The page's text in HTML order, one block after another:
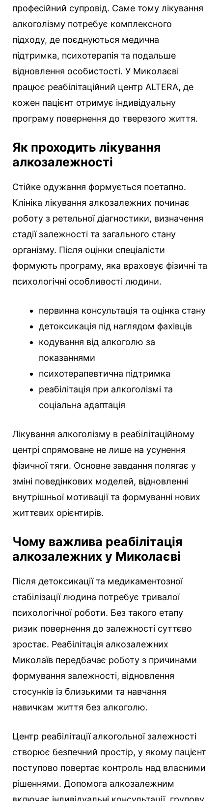
професійний супровід. Саме тому лікування
алкоголізму потребує комплексного
підходу, де поєднуються медична
підтримка, психотерапія та подальше
відновлення особистості. У Миколаєві
працює реабілітаційний центр ALTERA, де
кожен пацієнт отримує індивідуальну
програму повернення до тверезого життя.
Як проходить лікування
алкозалежності
Стійке одужання формується поетапно.
Клініка лікування алкозалежних починає
роботу з ретельної діагностики, визначення
стадії залежності та загального стану
організму. Після оцінки спеціалісти
формують програму, яка враховує фізичні та
психологічні особливості людини.
первинна консультація та оцінка стану
детоксикація під наглядом фахівців
кодування від алкоголю за
показаннями
психотерапевтична підтримка
реабілітація при алкоголізмі та
соціальна адаптація
Лікування алкоголізму в реабілітаційному
центрі спрямоване не лише на усунення
фізичної тяги. Основне завдання полягає у
зміні поведінкових моделей, відновленні
внутрішньої мотивації та формуванні нових
життєвих орієнтирів.
Чому важлива реабілітація
алкозалежних у Миколаєві
Після детоксикації та медикаментозної
стабілізації людина потребує тривалої
психологічної роботи. Без такого етапу
ризик повернення до залежності суттєво
зростає. Реабілітація алкозалежних
Миколаїв передбачає роботу з причинами
формування залежності, відновлення
стосунків із близькими та навчання
навичкам життя без алкоголю.
Центр реабілітації алкогольної залежності
створює безпечний простір, у якому пацієнт
поступово повертає контроль над власними
рішеннями. Допомога алкозалежним